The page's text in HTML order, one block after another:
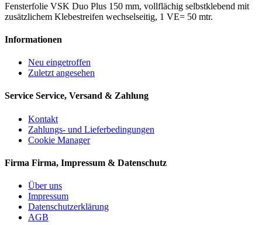
Fensterfolie VSK Duo Plus 150 mm, vollflächig selbstklebend mit
zusätzlichem Klebestreifen wechselseitig, 1 VE= 50 mtr.
Informationen
Neu eingetroffen
Zuletzt angesehen
Service Service, Versand & Zahlung
Kontakt
Zahlungs- und Lieferbedingungen
Cookie Manager
Firma Firma, Impressum & Datenschutz
Über uns
Impressum
Datenschutzerklärung
AGB